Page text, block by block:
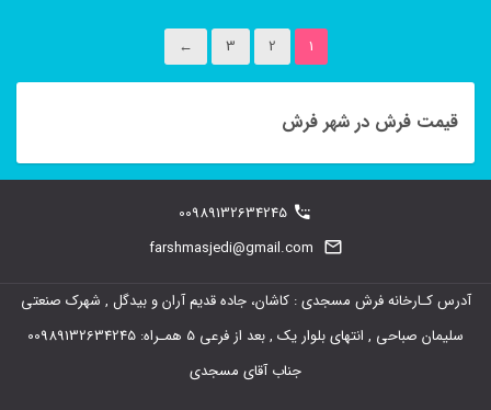
انواع
مختلفی
می
ممکن
است
1
2
3
←
قیمت فرش در شهر فرش
00989132634245
farshmasjedi@gmail.com
آدرس کـارخانه فرش مسجدی : کاشان، جاده قدیم آران و بیدگل , شهرک صنعتی
سلیمان صباحی , انتهای بلوار یک , بعد از فرعی 5 همـراه: 00989132634245
جناب آقای مسجدی